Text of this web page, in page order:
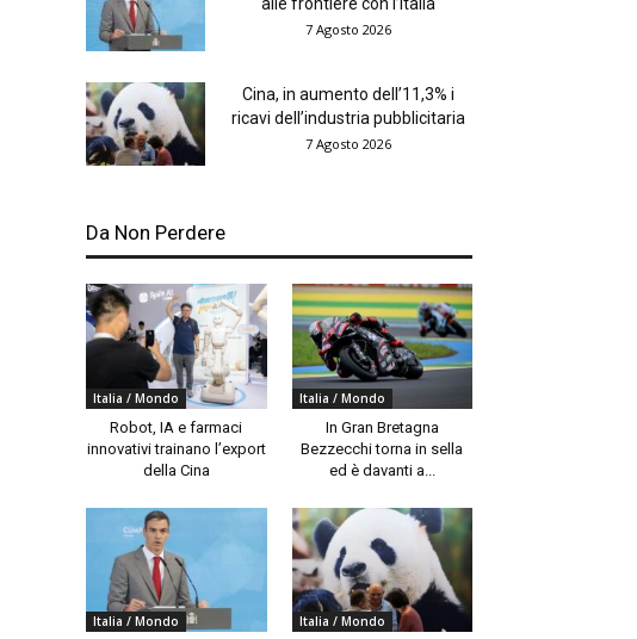
alle frontiere con l’Italia
7 Agosto 2026
Cina, in aumento dell’11,3% i
ricavi dell’industria pubblicitaria
7 Agosto 2026
Da Non Perdere
Italia / Mondo
Robot, IA e farmaci
innovativi trainano l’export
della Cina
Italia / Mondo
In Gran Bretagna
Bezzecchi torna in sella
ed è davanti a...
Italia / Mondo Italia / Mondo